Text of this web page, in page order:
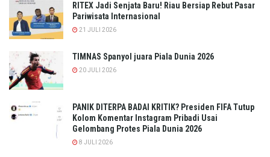
RITEX Jadi Senjata Baru! Riau Bersiap Rebut Pasar
Pariwisata Internasional
21 JULI 2026
TIMNAS Spanyol juara Piala Dunia 2026
20 JULI 2026
PANIK DITERPA BADAI KRITIK? Presiden FIFA Tutup
Kolom Komentar Instagram Pribadi Usai
Gelombang Protes Piala Dunia 2026
8 JULI 2026